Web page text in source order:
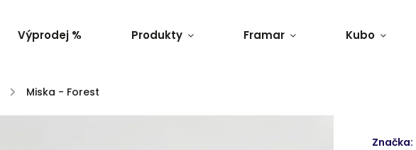
Výprodej % Produkty Framar Kubo
/ Miska - Forest
Značka: